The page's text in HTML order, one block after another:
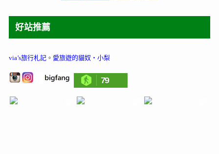
好站推薦
via’s旅行札記。 愛旅遊的貓奴‧小梨
79